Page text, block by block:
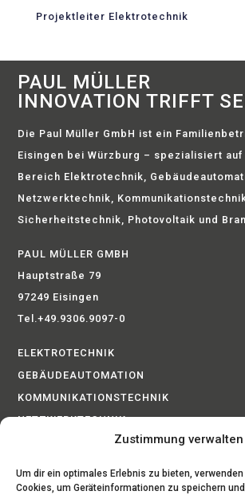
Zustimmung verwalten
Um dir ein optimales Erlebnis zu bieten,
Cookies, um Geräteinformationen zu speichern
Projektleiter Elektrotechnik
PAUL MÜLLER
INNOVATION TRIFFT
Die Paul Müller GmbH ist ein
Eisingen bei Würzburg – spezialisiert
Bereich Elektrotechnik,
Netzwerktechnik,
Sicherheitstechnik, Photovoltaik und
PAUL MÜLLER GMBH
Hauptstraße 79
97249 Eisingen
Tel.+49.9306.9097-0
ELEKTROTECHNIK
GEBÄUDEAUTOMATION
KOMMUNIKATIONSTECHNIK
NETZWERKTECHNIK
BRANDMELDEANLAGEN
SICHERHEITSTECHNIK